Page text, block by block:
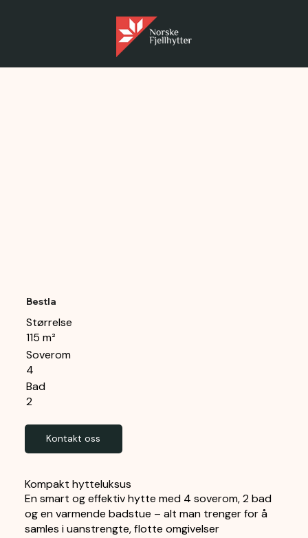
Kompakt hytteluksus
En smart og effektiv hytte med 4 soverom, 2 bad
og en varmende badstue – alt man trenger for å
samles i uanstrengte, flotte omgivelser
Bestla
Størrelse
115 m²
Soverom
4
Bad
2
Kontakt oss